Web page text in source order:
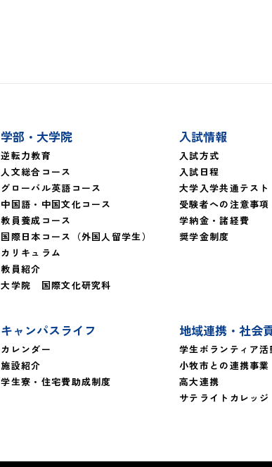
学部・大学院
逆転力教育
人文総合コース
グローバル英語コース
中国語・中国文化コース
教員養成コース
国際日本コース（外国人留学生）
カリキュラム
教員紹介
大学院 国際文化研究科
入試情報
入試方式
入試日程
大学入学共通テスト
受験者への注意事項
学納金・諸経費
奨学金制度
キャンパスライフ
カレンダー
施設紹介
学生寮・住宅費助成制度
地域連携・社会
学生ボランティア活
小牧市との連携事業
高大連携
サテライトカレッジ